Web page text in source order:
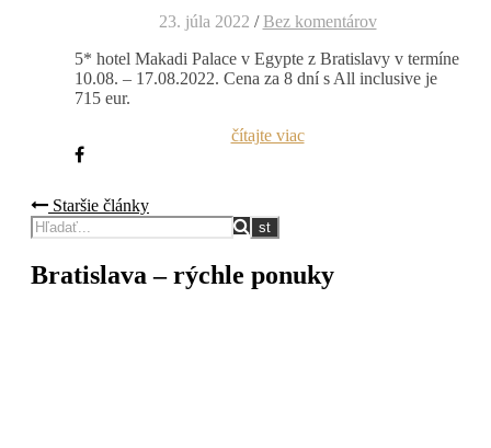
23. júla 2022 / Bez komentárov
5* hotel Makadi Palace v Egypte z Bratislavy v termíne
10.08. – 17.08.2022. Cena za 8 dní s All inclusive je
715 eur.
čítajte viac
Staršie články
Bratislava – rýchle ponuky